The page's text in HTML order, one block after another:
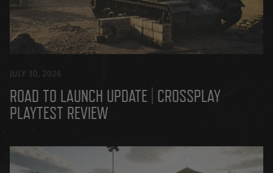
JULY 30, 2026
ROAD TO LAUNCH UPDATE | CROSSPLAY
PLAYTEST REVIEW